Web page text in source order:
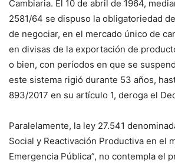
Cambiaria. El 10 de abril de 1964,
2581/64 se dispuso la obligatoriedad
de negociar, en el mercado único de
en divisas de la exportación de
o bien, con períodos en que se
este sistema rigió durante 53 años,
893/2017 en su artículo 1, deroga el
Paralelamente, la ley 27.541
Social y Reactivación Productiva en el
Emergencia Pública”, no contempla el